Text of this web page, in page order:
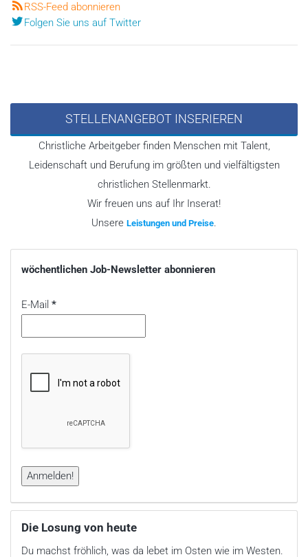
RSS-Feed abonnieren
Folgen Sie uns auf Twitter
STELLENANGEBOT INSERIEREN
Christliche Arbeitgeber finden Menschen mit Talent,
Leidenschaft und Berufung im größten und vielfältigsten
christlichen Stellenmarkt.
Wir freuen uns auf Ihr Inserat!
Unsere Leistungen und Preise.
wöchentlichen Job-Newsletter abonnieren
E-Mail *
Die Losung von heute
Du machst fröhlich, was da lebet im Osten wie im Westen.